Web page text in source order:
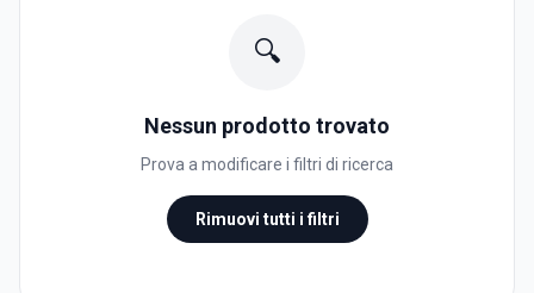
🔍
Nessun prodotto trovato
Prova a modificare i filtri di ricerca
Rimuovi tutti i filtri